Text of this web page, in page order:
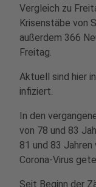
Vergleich zu
Krisenstäbe von
außerdem 366
Freitag.
Aktuell sind hier
infiziert.
In den
von 78 und 83
81 und 83
Corona-Virus
Seit Beginn der